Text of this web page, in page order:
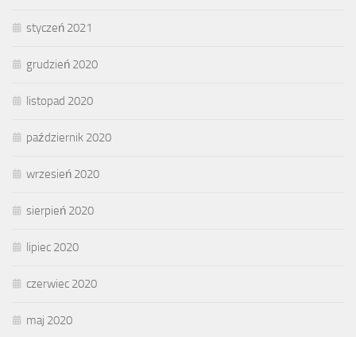
styczeń 2021
grudzień 2020
listopad 2020
październik 2020
wrzesień 2020
sierpień 2020
lipiec 2020
czerwiec 2020
maj 2020